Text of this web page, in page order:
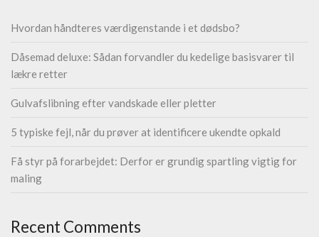
Hvordan håndteres værdigenstande i et dødsbo?
Dåsemad deluxe: Sådan forvandler du kedelige basisvarer til
lækre retter
Gulvafslibning efter vandskade eller pletter
5 typiske fejl, når du prøver at identificere ukendte opkald
Få styr på forarbejdet: Derfor er grundig spartling vigtig for
maling
Recent Comments